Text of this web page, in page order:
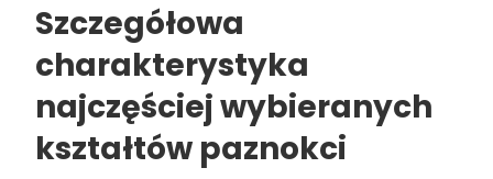
Szczegółowa
charakterystyka
najczęściej wybieranych
kształtów paznokci